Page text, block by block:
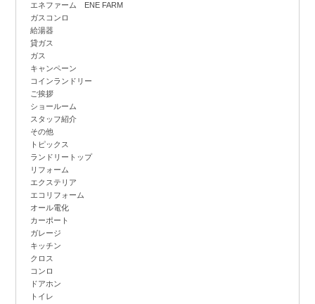
エネファーム ENE FARM
ガスコンロ
給湯器
貸ガス
ガス
キャンペーン
コインランドリー
ご挨拶
ショールーム
スタッフ紹介
その他
トピックス
ランドリートップ
リフォーム
エクステリア
エコリフォーム
オール電化
カーポート
ガレージ
キッチン
クロス
コンロ
ドアホン
トイレ